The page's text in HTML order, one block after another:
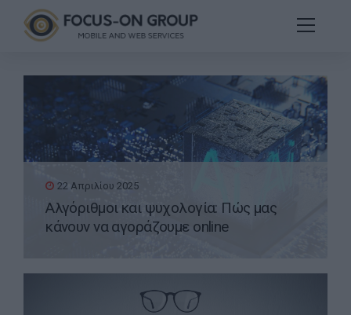
22 Απριλίου 2025
Αλγόριθμοι και ψυχολογία: Πώς μας
κάνουν να αγοράζουμε online